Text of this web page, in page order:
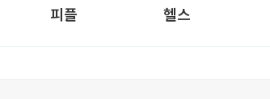
피플 헬스